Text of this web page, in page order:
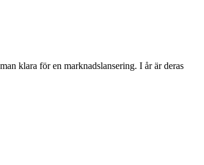
klara för en marknadslansering. I år är deras